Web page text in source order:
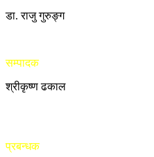
डा. राजु गुरुङ्ग
सम्पादक
श्रीकृष्ण ढकाल
प्रबन्धक